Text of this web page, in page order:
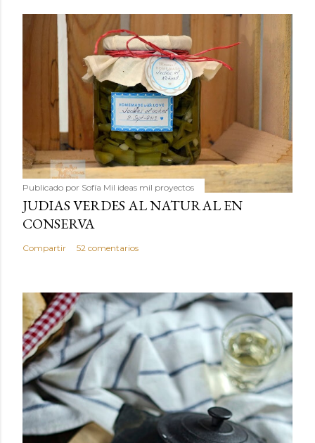
Publicado por Sofía Mil ideas mil proyectos
JUDIAS VERDES AL NATURAL EN
CONSERVA
Compartir 52 comentarios